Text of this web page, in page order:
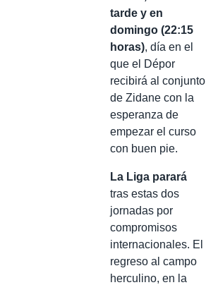
tarde y en
domingo (22:15
horas), día en el
que el Dépor
recibirá al conjunto
de Zidane con la
esperanza de
empezar el curso
con buen pie.
La Liga parará
tras estas dos
jornadas por
compromisos
internacionales. El
regreso al campo
herculino, en la